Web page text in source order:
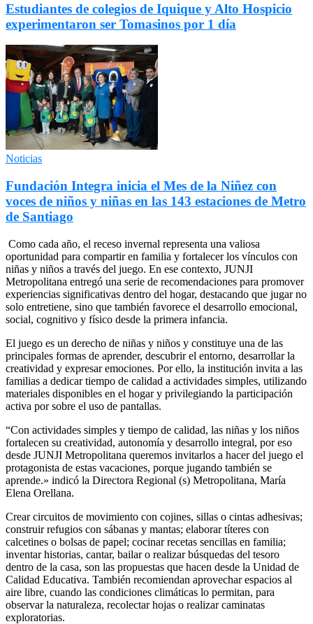
Estudiantes de colegios de Iquique y Alto Hospicio
experimentaron ser Tomasinos por 1 día
Noticias
Fundación Integra inicia el Mes de la Niñez con
voces de niños y niñas en las 143 estaciones de Metro
de Santiago
Como cada año, el receso invernal representa una valiosa
oportunidad para compartir en familia y fortalecer los vínculos con
niñas y niños a través del juego. En ese contexto, JUNJI
Metropolitana entregó una serie de recomendaciones para promover
experiencias significativas dentro del hogar, destacando que jugar no
solo entretiene, sino que también favorece el desarrollo emocional,
social, cognitivo y físico desde la primera infancia.
El juego es un derecho de niñas y niños y constituye una de las
principales formas de aprender, descubrir el entorno, desarrollar la
creatividad y expresar emociones. Por ello, la institución invita a las
familias a dedicar tiempo de calidad a actividades simples, utilizando
materiales disponibles en el hogar y privilegiando la participación
activa por sobre el uso de pantallas.
“Con actividades simples y tiempo de calidad, las niñas y los niños
fortalecen su creatividad, autonomía y desarrollo integral, por eso
desde JUNJI Metropolitana queremos invitarlos a hacer del juego el
protagonista de estas vacaciones, porque jugando también se
aprende.» indicó la Directora Regional (s) Metropolitana, María
Elena Orellana.
Crear circuitos de movimiento con cojines, sillas o cintas adhesivas;
construir refugios con sábanas y mantas; elaborar títeres con
calcetines o bolsas de papel; cocinar recetas sencillas en familia;
inventar historias, cantar, bailar o realizar búsquedas del tesoro
dentro de la casa, son las propuestas que hacen desde la Unidad de
Calidad Educativa. También recomiendan aprovechar espacios al
aire libre, cuando las condiciones climáticas lo permitan, para
observar la naturaleza, recolectar hojas o realizar caminatas
exploratorias.